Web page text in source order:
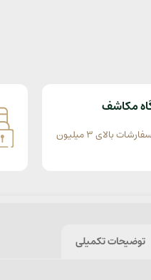
مکاشف
ارسال رایگان سفارشات بالای 3 میلیون
توضیحات تکمیلی